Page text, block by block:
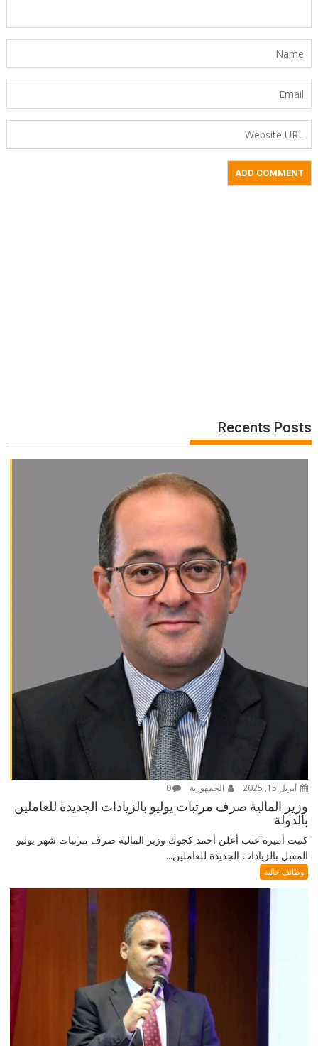
Recents Posts
أبريل 15, 2025 الجمهورية 0
وزير المالية صرف مرتبات يوليو بالزيادات الجديدة للعاملين
بالدولة
كتبت أميرة عنب أعلن أحمد كجوك وزير المالية صرف مرتبات شهر يوليو
المقبل بالزيادات الجديدة للعاملين...
وظائف خالية